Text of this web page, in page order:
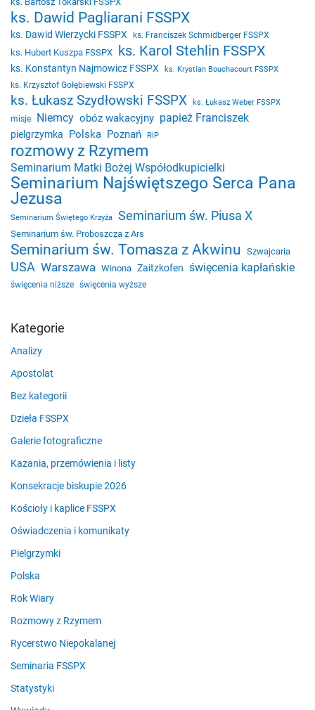
ks. Dawid Pagliarani FSSPX
ks. Dawid Wierzycki FSSPX ks. Franciszek Schmidberger FSSPX
ks. Hubert Kuszpa FSSPX ks. Karol Stehlin FSSPX
ks. Konstantyn Najmowicz FSSPX
ks. Krystian Bouchacourt FSSPX
ks. Krzysztof Gołębiewski FSSPX
ks. Łukasz Szydłowski FSSPX ks. Łukasz Weber FSSPX
misje Niemcy obóz wakacyjny papież Franciszek
pielgrzymka Polska Poznań RIP
rozmowy z Rzymem
Seminarium Matki Bożej Współodkupicielki
Seminarium Najświętszego Serca Pana
Jezusa
Seminarium Świętego Krzyża Seminarium św. Piusa X
Seminarium św. Proboszcza z Ars
Seminarium św. Tomasza z Akwinu Szwajcaria
USA Warszawa Winona Zaitzkofen święcenia kapłańskie
święcenia niższe święcenia wyższe
Kategorie
Analizy
Apostolat
Bez kategorii
Dzieła FSSPX
Galerie fotograficzne
Kazania, przemówienia i listy
Konsekracje biskupie 2026
Kościoły i kaplice FSSPX
Oświadczenia i komunikaty
Pielgrzymki
Polska
Rok Wiary
Rozmowy z Rzymem
Rycerstwo Niepokalanej
Seminaria FSSPX
Statystyki